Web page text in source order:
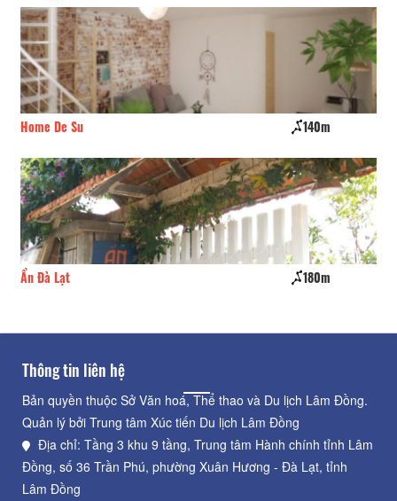
Home De Su 140m
Ẩn Đà Lạt 180m
Thông tin liên hệ
Bản quyền thuộc Sở Văn hoá, Thể thao và Du lịch Lâm Đồng.
Quản lý bởi Trung tâm Xúc tiến Du lịch Lâm Đồng
Địa chỉ: Tầng 3 khu 9 tầng, Trung tâm Hành chính tỉnh Lâm
Đồng, số 36 Trần Phú, phường Xuân Hương - Đà Lạt, tỉnh
Lâm Đồng